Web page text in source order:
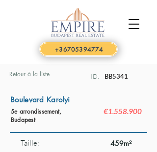
+36705394774
Retour à la liste ID: BB5341
Boulevard Karolyi
5e arrondissement,
Budapest
€1.558.900
Taille: 459m²